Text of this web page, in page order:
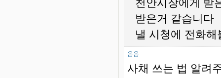
천안시장에게 받
받은거 같습니
낼 시청에 전화해
음음
사채 쓰는 법 알려